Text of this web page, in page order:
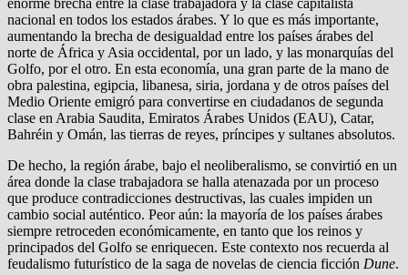
enorme brecha entre la clase trabajadora y la clase capitalista
nacional en todos los estados árabes. Y lo que es más importante,
aumentando la brecha de desigualdad entre los países árabes del
norte de África y Asia occidental, por un lado, y las monarquías del
Golfo, por el otro. En esta economía, una gran parte de la mano de
obra palestina, egipcia, libanesa, siria, jordana y de otros países del
Medio Oriente emigró para convertirse en ciudadanos de segunda
clase en Arabia Saudita, Emiratos Árabes Unidos (EAU), Catar,
Bahréin y Omán, las tierras de reyes, príncipes y sultanes absolutos.
De hecho, la región árabe, bajo el neoliberalismo, se convirtió en un
área donde la clase trabajadora se halla atenazada por un proceso
que produce contradicciones destructivas, las cuales impiden un
cambio social auténtico. Peor aún: la mayoría de los países árabes
siempre retroceden económicamente, en tanto que los reinos y
principados del Golfo se enriquecen. Este contexto nos recuerda al
feudalismo futurístico de la saga de novelas de ciencia ficción Dune.